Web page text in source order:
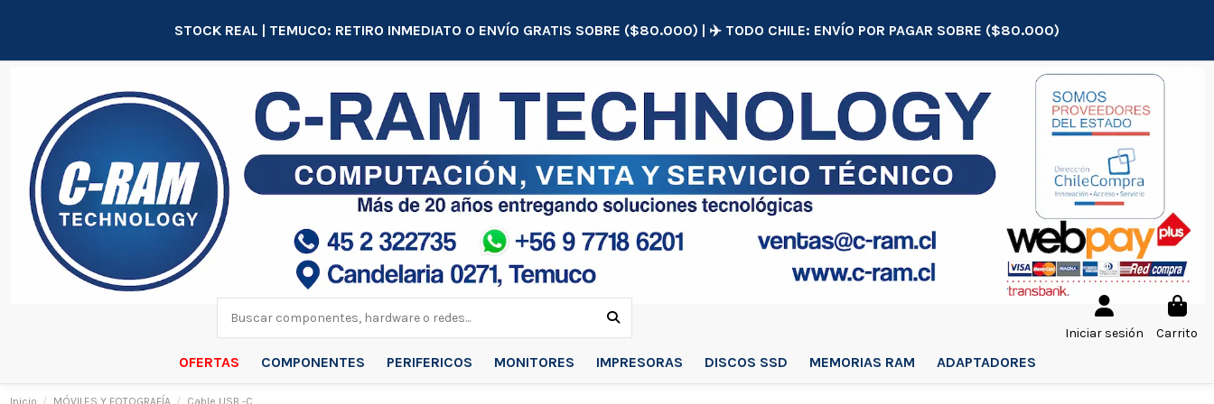
STOCK REAL | TEMUCO: RETIRO INMEDIATO O ENVÍO GRATIS SOBRE ($80.000) | ✈️ TODO CHILE: ENVÍO POR PAGAR SOBRE ($80.000)
Iniciar sesión Carrito
OFERTAS COMPONENTES PERIFERICOS MONITORES IMPRESORAS DISCOS SSD MEMORIAS RAM ADAPTADORES
Inicio MÓVILES Y FOTOGRAFÍA Cable USB -C